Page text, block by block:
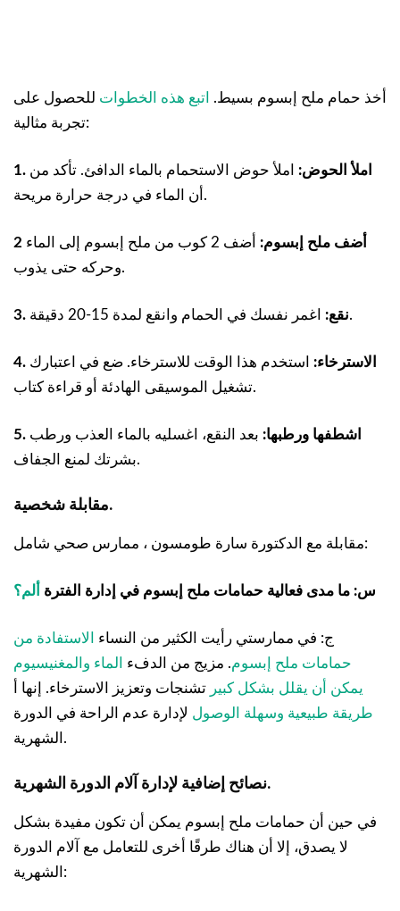
أخذ حمام ملح إبسوم بسيط. اتبع هذه الخطوات للحصول على
تجربة مثالية:
1. املأ الحوض: املأ حوض الاستحمام بالماء الدافئ. تأكد من
أن الماء في درجة حرارة مريحة.
2 أضف ملح إبسوم:
أضف 2 كوب من ملح إبسوم إلى الماء
وحركه حتى يذوب.
3. نقع:اغمر نفسك في الحمام وانقع لمدة 15-20 دقيقة.
4. الاسترخاء: استخدم هذا الوقت للاسترخاء. ضع في اعتبارك
تشغيل الموسيقى الهادئة أو قراءة كتاب.
5. اشطفها ورطبها: بعد النقع، اغسليه بالماء العذب ورطب
بشرتك لمنع الجفاف.
مقابلة شخصية.
مقابلة مع الدكتورة سارة طومسون ، ممارس صحي شامل:
س: ما مدى فعالية حمامات ملح إبسوم في إدارة الفترة ألم؟
ج: في ممارستي رأيت الكثير من النساء
الاستفادة من
حمامات ملح إبسوم. مزيج من الدفء
الماء والمغنيسيوم
يمكن أن يقلل بشكل كبير تشنجات وتعزيز الاسترخاء. إنها أ
طريقة طبيعية وسهلة الوصول لإدارة عدم الراحة في الدورة
الشهرية.
نصائح إضافية لإدارة آلام الدورة الشهرية.
في حين أن حمامات ملح إبسوم يمكن أن تكون مفيدة بشكل
لا يصدق، إلا أن هناك طرقًا أخرى للتعامل مع آلام الدورة
الشهرية: